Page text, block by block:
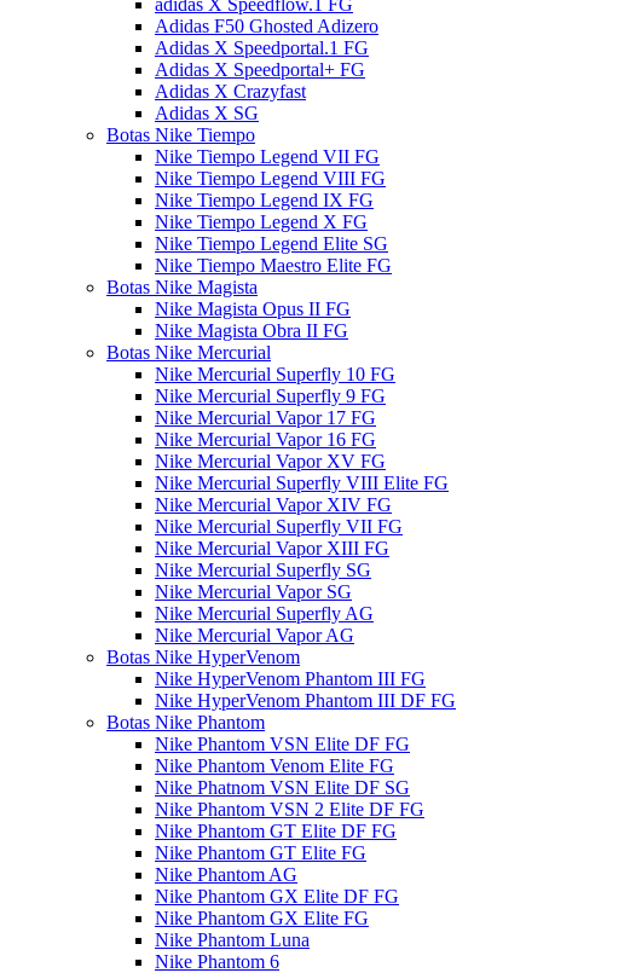
adidas X Speedflow.1 FG
Adidas F50 Ghosted Adizero
Adidas X Speedportal.1 FG
Adidas X Speedportal+ FG
Adidas X Crazyfast
Adidas X SG
Botas Nike Tiempo
Nike Tiempo Legend VII FG
Nike Tiempo Legend VIII FG
Nike Tiempo Legend IX FG
Nike Tiempo Legend X FG
Nike Tiempo Legend Elite SG
Nike Tiempo Maestro Elite FG
Botas Nike Magista
Nike Magista Opus II FG
Nike Magista Obra II FG
Botas Nike Mercurial
Nike Mercurial Superfly 10 FG
Nike Mercurial Superfly 9 FG
Nike Mercurial Vapor 17 FG
Nike Mercurial Vapor 16 FG
Nike Mercurial Vapor XV FG
Nike Mercurial Superfly VIII Elite FG
Nike Mercurial Vapor XIV FG
Nike Mercurial Superfly VII FG
Nike Mercurial Vapor XIII FG
Nike Mercurial Superfly SG
Nike Mercurial Vapor SG
Nike Mercurial Superfly AG
Nike Mercurial Vapor AG
Botas Nike HyperVenom
Nike HyperVenom Phantom III FG
Nike HyperVenom Phantom III DF FG
Botas Nike Phantom
Nike Phantom VSN Elite DF FG
Nike Phantom Venom Elite FG
Nike Phatnom VSN Elite DF SG
Nike Phantom VSN 2 Elite DF FG
Nike Phantom GT Elite DF FG
Nike Phantom GT Elite FG
Nike Phantom AG
Nike Phantom GX Elite DF FG
Nike Phantom GX Elite FG
Nike Phantom Luna
Nike Phantom 6